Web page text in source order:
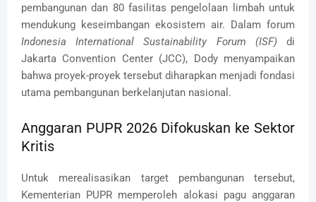
pembangunan dan 80 fasilitas pengelolaan limbah untuk
mendukung keseimbangan ekosistem air. Dalam forum
Indonesia International Sustainability Forum (ISF) di
Jakarta Convention Center (JCC), Dody menyampaikan
bahwa proyek-proyek tersebut diharapkan menjadi fondasi
utama pembangunan berkelanjutan nasional.
Anggaran PUPR 2026 Difokuskan ke Sektor
Kritis
Untuk merealisasikan target pembangunan tersebut,
Kementerian PUPR memperoleh alokasi pagu anggaran